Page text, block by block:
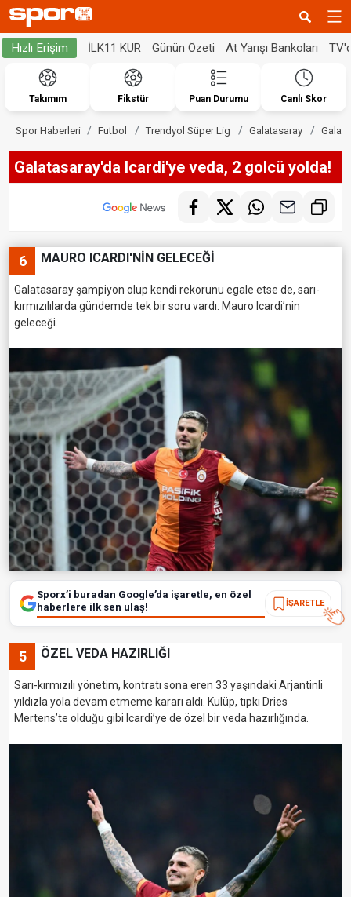
Hızlı Erişim İLK11 KUR Günün Özeti At Yarışı Bankoları
Takımım Fikstür Puan Durumu Canlı Skor
Spor Haberleri Futbol Trendyol Süper Lig Galatasaray
Galatasaray'da Icardi'ye veda, 2 golcü yolda!
6 MAURO ICARDI'NİN GELECEĞİ
Galatasaray şampiyon olup kendi rekorunu egale etse de, sarı-
kırmızılılarda gündemde tek bir soru vardı: Mauro Icardi’nin
geleceği.
Sporx’i buradan Google’da işaretle, en özel
haberlere ilk sen ulaş!
İŞARETLE
5 ÖZEL VEDA HAZIRLIĞI
Sarı-kırmızılı yönetim, kontratı sona eren 33 yaşındaki Arjantinli
yıldızla yola devam etmeme kararı aldı. Kulüp, tıpkı Dries
Mertens’te olduğu gibi Icardi’ye de özel bir veda hazırlığında.